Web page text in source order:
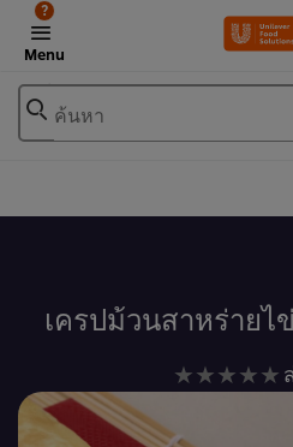
Menu
?
ค้นหา
เครปม้วนสาหร่ายไ
ไ
ก